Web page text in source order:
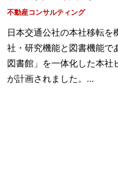
不動産コンサルティング
日本交通公社の本社移転を
社・研究機能と図書機能で
図書館」を一体化した本社
が計画されました。…